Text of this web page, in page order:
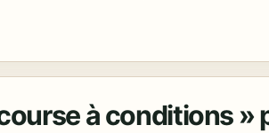
à conditions »